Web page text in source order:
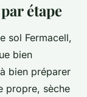
étape
sol Fermacell,
bien
bien préparer
propre, sèche